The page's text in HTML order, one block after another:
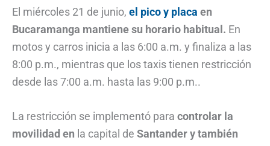
El miércoles 21 de junio, el pico y placa en
Bucaramanga mantiene su horario habitual. En
motos y carros inicia a las 6:00 a.m. y finaliza a las
8:00 p.m., mientras que los taxis tienen restricción
desde las 7:00 a.m. hasta las 9:00 p.m..
La restricción se implementó para controlar la
movilidad en la capital de Santander y también